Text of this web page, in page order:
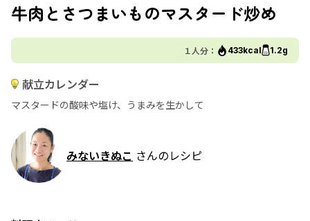
牛肉とさつまいものマスタード炒め
１人分： 433kcal 1.2g
献立カレンダー
マスタードの酸味や塩け、うまみを生かして
みないきぬこ さんのレシピ